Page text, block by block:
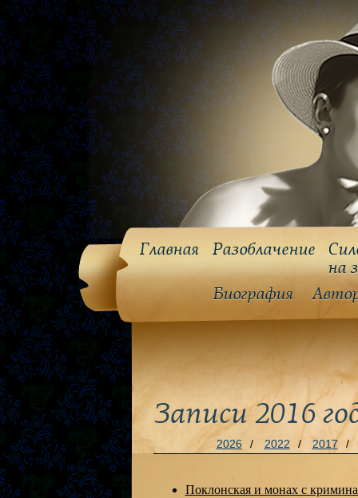
Главная Разоблачение
на
Биография
Записи 2016
2026 / 2022 / 2017 /
Поклонская и монах с